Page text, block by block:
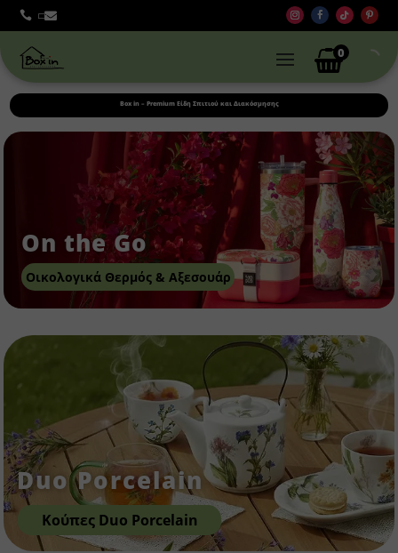
 
0
Box in – Premium Είδη Σπιτιού και Διακόσμησης
On the Go
Οικολογικά Θερμός & Αξεσουάρ
Duo Porcelain
Κούπες Duo Porcelain